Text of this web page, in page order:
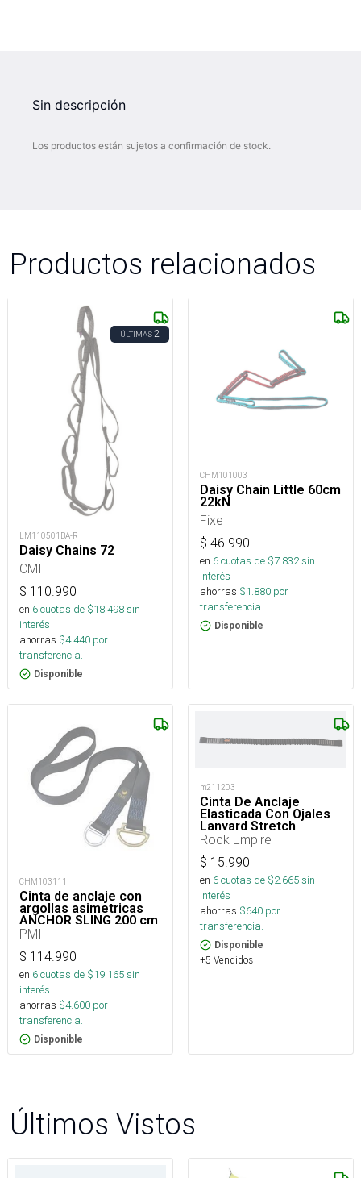
Sin descripción
Los productos están sujetos a confirmación de stock.
Productos relacionados
ÚLTIMAS2
LM110501BA-R
Daisy Chains 72
CMI
$ 110.990
en 6cuotas de $18.498sin
interés
ahorras $4.440 por
transferencia.
Disponible
CHM101003
Daisy Chain Little 60cm
22kN
Fixe
$ 46.990
en 6cuotas de $7.832sin
interés
ahorras $1.880 por
transferencia.
Disponible
CHM103111
Cinta de anclaje con
argollas asimetricas
ANCHOR SLING 200 cm
26.1kN
PMI
$ 114.990
en 6cuotas de $19.165sin
interés
ahorras $4.600 por
transferencia.
Disponible
m211203
Cinta De Anclaje
Elasticada Con Ojales
Lanyard Stretch
Rock Empire
$ 15.990
en 6cuotas de $2.665sin
interés
ahorras $640 por
transferencia.
Disponible
+5 Vendidos
Últimos Vistos